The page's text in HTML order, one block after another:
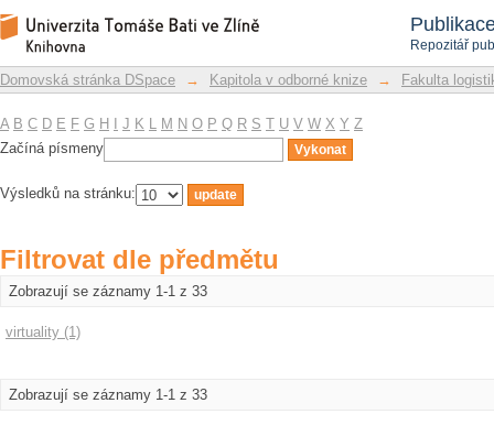
Repozitář
Filtrovat dle předmětu
Repozitář DSpace/Manakin
Domovská stránka DSpace → Kapitola v odborné knize → Fakulta
A B C D E F G H J K L M N O P Q R S T U V W X Y Z
Začíná písmeny
Výsledků na stránku:
Filtrovat dle předmětu
Zobrazují se záznamy 1-1 z 33
virtuality (1)
Zobrazují se záznamy 1-1 z 33